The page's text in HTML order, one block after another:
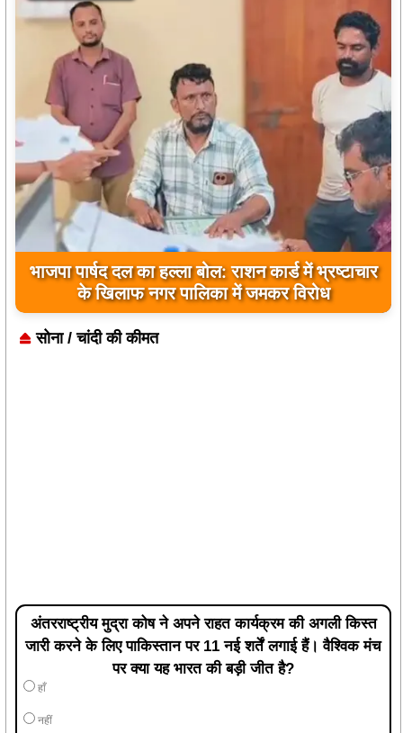
भाजपा पार्षद दल का हल्ला बोल: राशन कार्ड में भ्रष्टाचार
के खिलाफ नगर पालिका में जमकर विरोध
सोना / चांदी की कीमत
अंतरराष्ट्रीय मुद्रा कोष ने अपने राहत कार्यक्रम की अगली किस्त
जारी करने के लिए पाकिस्तान पर 11 नई शर्तें लगाई हैं। वैश्विक मंच
पर क्या यह भारत की बड़ी जीत है?
हाँ
नहीं